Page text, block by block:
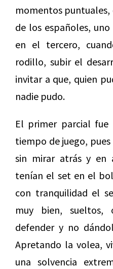
momentos puntuales,
de los españoles,
en el tercero,
rodillo, subir el
invitar a que, quien
nadie pudo.
El primer parcial
tiempo de juego,
sin mirar atrás y en
tenían el set en el
con tranquilidad el
muy bien, sueltos,
defender y no
Apretando la volea,
una solvencia